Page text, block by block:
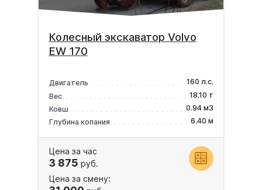
Колесный экскаватор Volvo
EW 170
Двигатель
160 л.с.
Вес
18.10 т
Ковш
0.94 м3
Глубина копания
6.40 м
Цена за час
3 875 руб.
Цена за смену: